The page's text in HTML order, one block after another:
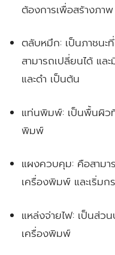
ต้องการเพื่อสร้างภา
ตลับหมึก: เป็นภาชน
สามารถเปลี่ยนได้ แล
และดำ เป็นต้น
แท่นพิมพ์: เป็นพื้นผิว
พิมพ์
แผงควบคุม: คือสาม
เครื่องพิมพ์ และเริ่ม
แหล่งจ่ายไฟ: เป็นส่ว
เครื่องพิมพ์